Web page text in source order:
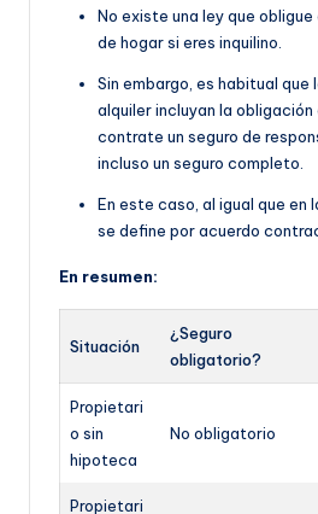
No existe una ley que
de hogar si eres inquilino.
Sin embargo, es habitual que
alquiler incluyan la obligación
contrate un seguro de
incluso un seguro completo.
En este caso, al igual que en
se define por acuerdo
En resumen:
Situación
¿Seguro
obligatorio?
Propietari
o sin
hipoteca
No obligatorio
Propietari